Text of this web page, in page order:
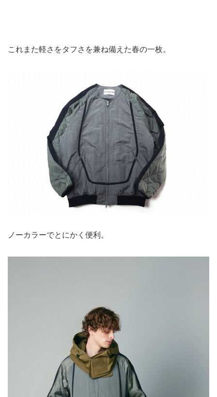
これまた軽さをタフさを兼ね備えた春の一枚。
ノーカラーでとにかく便利。